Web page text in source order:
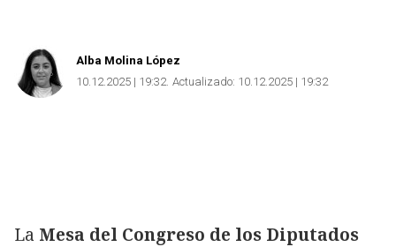
Alba Molina López
10.12.2025 | 19:32 Actualizado: 10.12.2025 | 19:32
La Mesa del Congreso de los Diputados